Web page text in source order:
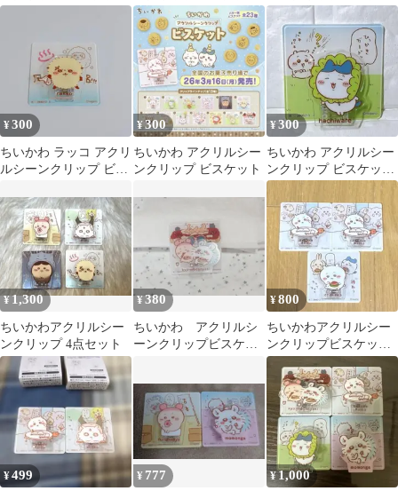
古本屋 モモンガ ち
ト うさぎ
ト
¥300
ちいかわ ラッコ アクリ
ルシーンクリップ ビス
¥300
ちいかわ アクリルシー
ンクリップ ビスケット
¥300
ちいかわ アクリルシー
ンクリップ ビスケット
ひっかきガード
¥1,300
ちいかわアクリルシー
ンクリップ 4点セット
¥380
ちいかわ アクリルシ
ーンクリップビスケッ
¥800
ちいかわアクリルシー
ンクリップビスケッ
ト まとめ売り
¥499 ¥ 777 ¥1,000